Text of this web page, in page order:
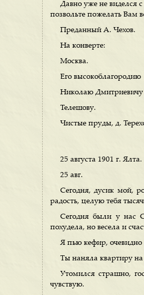
Давно уже не виделся
позвольте пожелать Вам
Преданный А. Чехов.
На конверте:
Москва.
Его высокоблагородию
Николаю Дмитриевичу
Телешову.
Чистые пруды, д.
25 августа 1901 г. Ялта.
25 авг.
Сегодня, дусик мой,
радость, целую тебя
Сегодня были у нас
похудела, но весела и
Я пью кефир, очевидно
Ты наняла квартиру
Утомился страшно,
чувствую.